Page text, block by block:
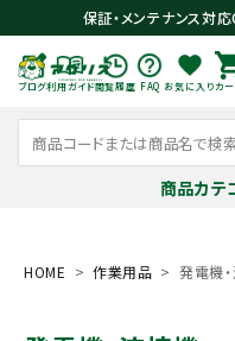
保証・メンテナンス対
ブログ利用ガイド閲覧履歴 FAQ お気に入りカー
商品カテ
meeting_room ログイン
HOME 作業用品 発電機